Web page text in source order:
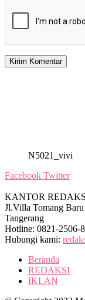
N5021_vivi
Facebook Twitter
KANTOR
Jl.Villa Tomang Baru
Tangerang
Hotline: 0821-2506-
Hubungi kami:
Beranda
REDAKSI
IKLAN